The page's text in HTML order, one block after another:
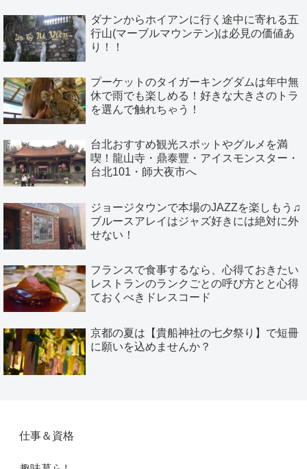
ダナンからホイアンに行く途中に寄れる五
行山(マーブルマウンテン)は必見の価値あ
り！！
プーケットのタイガーキングダムは年中無
休で雨でも楽しめる！好きな大きさのトラ
を選んで触れちゃう！
台北おすすめ観光スポットやグルメを満
喫！龍山寺・鼎泰豐・アイスモンスター・
台北101・師大夜市へ
ジョージタウンで本場のJAZZを楽しもう♫
ブルースアレイはジャズ好きには絶対に外
せない！
フランスで食事するなら、心得ておきたい
レストランのランクごとの呼び方とと心得
ておくべきドレスコード
京都の夏は【貴船神社の七夕祭り】で短冊
に願いを込めませんか？
仕事＆資格